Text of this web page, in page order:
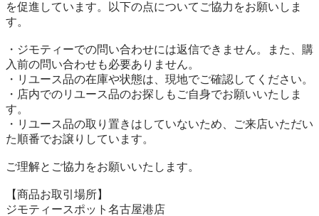
を促進しています。以下の点についてご協力をお願いしま
す。
・ジモティーでの問い合わせには返信できません。また、購
入前の問い合わせも必要ありません。
・リユース品の在庫や状態は、現地でご確認してください。
・店内でのリユース品のお探しもご自身でお願いいたしま
す。
・リユース品の取り置きはしていないため、ご来店いただい
た順番でお譲りしています。
ご理解とご協力をお願いいたします。
【商品お取引場所】
ジモティースポット名古屋港店